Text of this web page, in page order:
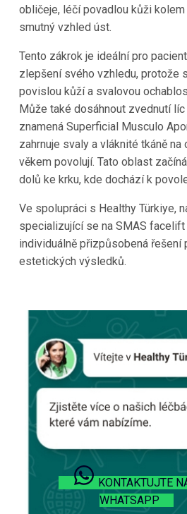
obličeje, léčí povadlou kůži
smutný vzhled úst.
Tento zákrok je ideální pro
zlepšení svého vzhledu, protože
povislou kůží a svalovou
Může také dosáhnout zvednutí líc
znamená Superficial Musculo
zahrnuje svaly a vláknité tkáně
věkem povolují. Tato oblast
dolů ke krku, kde dochází k
Ve spolupráci s Healthy Türkiye,
specializující se na SMAS
individuálně přizpůsobená řešení
estetických výsledků.
KONTAKTUJTE
WHATSAPP